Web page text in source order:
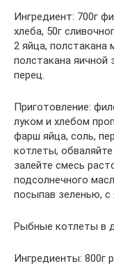
Ингредиент: 700г
хлеба, 50г
2 яйца, полстакана
полстакана яичной
перец.
Приготовление:
луком и хлебом
фарш яйца, соль,
котлеты, обваляйте
залейте смесь
подсолнечного
посыпав зеленью, с
Рыбные котлеты в
Ингредиенты: 800г